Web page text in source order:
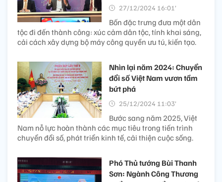
27/12/2024 16:01’
Bốn đặc trưng đưa một dân
tộc đi đến thành công: xúc cảm dân tộc, tính khai sáng,
cải cách xây dựng bộ máy công quyền ưu tú, kiến tạo.
Nhìn lại năm 2024: Chuyển
đổi số Việt Nam vươn tầm
bứt phá
25/12/2024 11:03’
Bước sang năm 2025, Việt
Nam nỗ lực hoàn thành các mục tiêu trong tiến trình
chuyển đổi số, phát triển kinh tế, cải thiện cuộc sống.
Phó Thủ tướng Bùi Thanh
Sơn: Ngành Công Thương